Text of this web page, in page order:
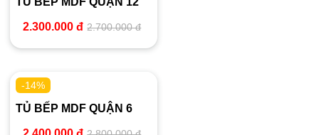
2.300.000 đ 2.700.000 đ
-14%
TỦ BẾP MDF QUẬN 6